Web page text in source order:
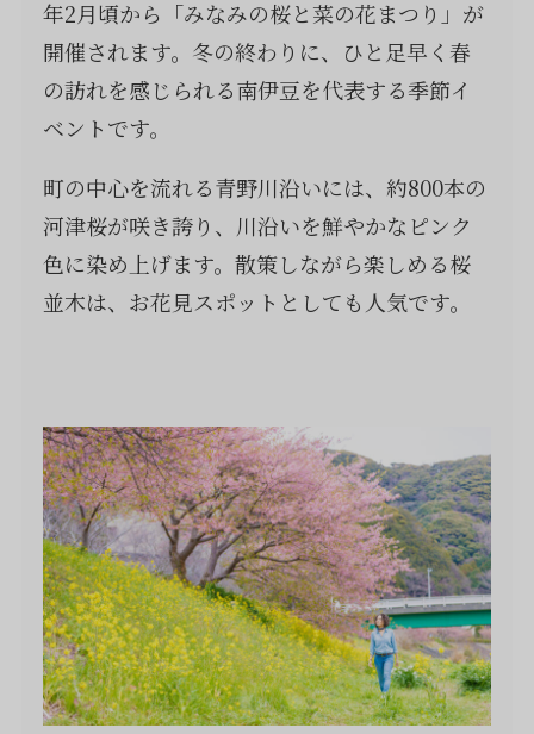
年2月頃から「みなみの桜と菜の花まつり」が
開催されます。冬の終わりに、ひと足早く春
の訪れを感じられる南伊豆を代表する季節イ
ベントです。
町の中心を流れる青野川沿いには、約800本の
河津桜が咲き誇り、川沿いを鮮やかなピンク
色に染め上げます。散策しながら楽しめる桜
並木は、お花見スポットとしても人気です。